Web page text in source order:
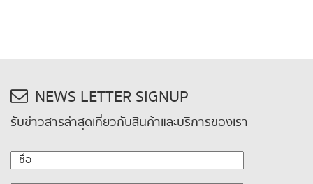
NEWS LETTER SIGNUP
รับข่าวสารล่าสุดเกี่ยวกับสินค้าและบริการของเรา